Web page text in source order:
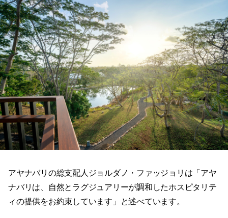
アヤナバリの総支配人ジョルダノ・ファッジョリは「アヤ
ナバリは、自然とラグジュアリーが調和したホスピタリテ
ィの提供をお約束しています」と述べています。